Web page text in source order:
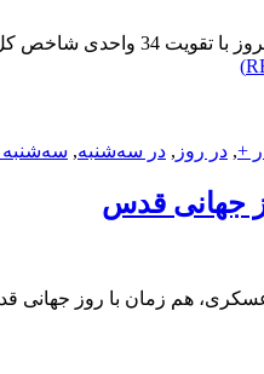
بورس تهران در پایان
+
, در روز , در سه‌شنبه, سه‌شنبه
جهانی قدس
هم زمان با روز جهانی